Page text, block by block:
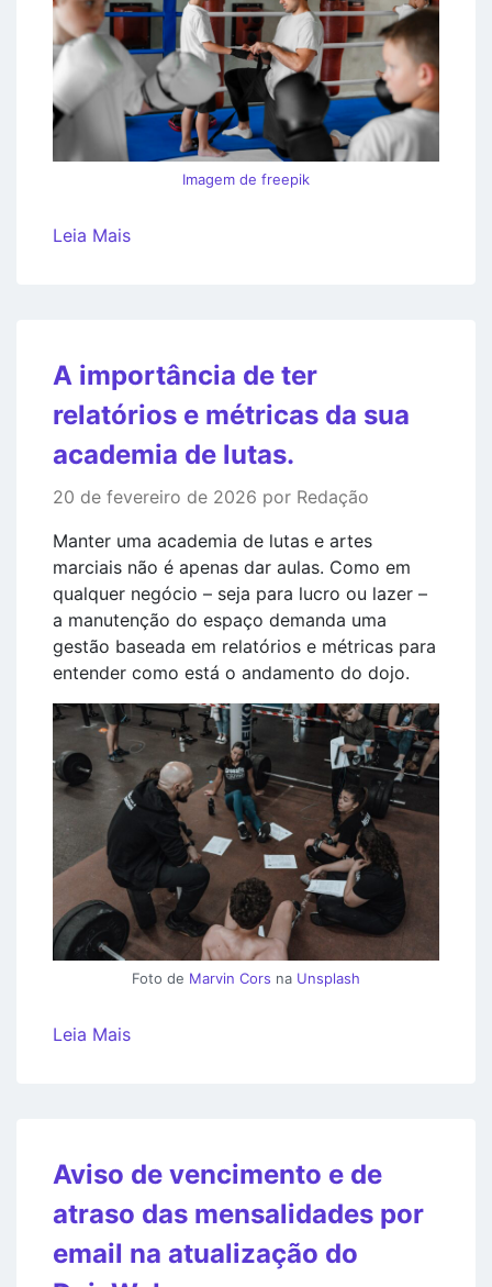
Imagem de freepik
Leia Mais
A importância de ter
relatórios e métricas da sua
academia de lutas.
20 de fevereiro de 2026 por Redação
Manter uma academia de lutas e artes
marciais não é apenas dar aulas. Como em
qualquer negócio – seja para lucro ou lazer –
a manutenção do espaço demanda uma
gestão baseada em relatórios e métricas para
entender como está o andamento do dojo.
Foto de Marvin Cors na Unsplash
Leia Mais
Aviso de vencimento e de
atraso das mensalidades por
email na atualização do